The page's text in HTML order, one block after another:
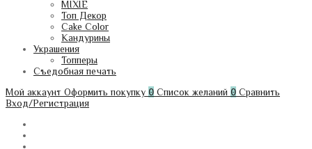
MIXIE
Топ Декор
Cake Color
Кандурины
Украшения
Топперы
Съедобная печать
Мой аккаунт Оформить покупку 0 Список желаний 0 Сравнить
Вход/Регистрация